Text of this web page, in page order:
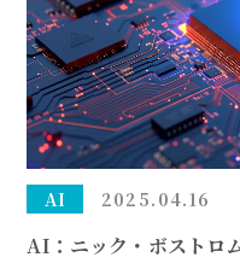
AI 2025.04.16
AI：ニック・ボストロ